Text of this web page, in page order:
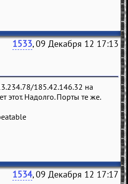
1533, 09 Декабря 12 17:13
185.42.146.32 на
этот. Надолго. Порты те же.
1534, 09 Декабря 12 17:17